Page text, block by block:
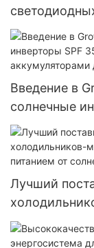
выгодной
Введение в
солнечные
литий-
домашней
Лучший
батареей и
В